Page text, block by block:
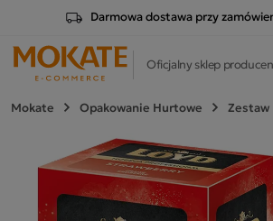
Darmowa dostawa przy
Oficjalny sklep
Mokate Opakowanie Hurtowe Zestaw